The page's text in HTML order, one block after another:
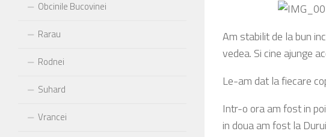
Am stabilit de la bun
vedea. Si cine ajunge
Le-am dat la fiecare
Intr-o ora am fost in
in doua am fost la
Obcinile Bucovinei
Rarau
Rodnei
Suhard
Vrancei